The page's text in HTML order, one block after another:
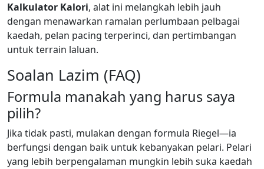
Kalkulator Kalori, alat ini melangkah lebih jauh
dengan menawarkan ramalan perlumbaan pelbagai
kaedah, pelan pacing terperinci, dan pertimbangan
untuk terrain laluan.
Soalan Lazim (FAQ)
Formula manakah yang harus saya
pilih?
Jika tidak pasti, mulakan dengan formula Riegel—ia
berfungsi dengan baik untuk kebanyakan pelari. Pelari
yang lebih berpengalaman mungkin lebih suka kaedah